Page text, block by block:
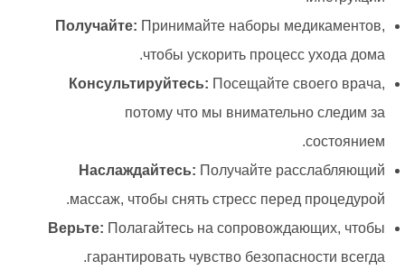
Получайте: Принимайте наборы медикаментов,
чтобы ускорить процесс ухода дома.
Консультируйтесь: Посещайте своего врача,
потому что мы внимательно следим за
состоянием.
Наслаждайтесь: Получайте расслабляющий
массаж, чтобы снять стресс перед процедурой.
Верьте: Полагайтесь на сопровождающих, чтобы
гарантировать чувство безопасности всегда.